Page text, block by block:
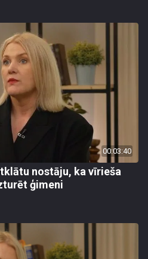
00:03:40
nostāju, ka vīrieša
ģimeni